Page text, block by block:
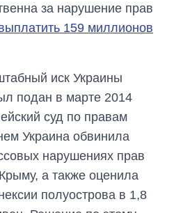
за нарушение прав
159 миллионов
иск Украины
подан в марте 2014
суд по правам
Украина обвинила
нарушениях прав
а также оценила
полуострова в 1,8